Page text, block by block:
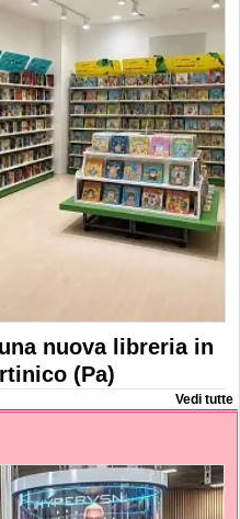
nuova libreria in
(Pa)
Vedi tutte